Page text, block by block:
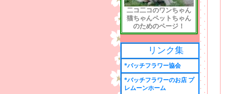
二コ二コのワンちゃん
猫ちゃんペットちゃん
のためのページ！
リンク集
*バッチフラワー協会
*バッチフラワーのお店 プ
レムーンホーム